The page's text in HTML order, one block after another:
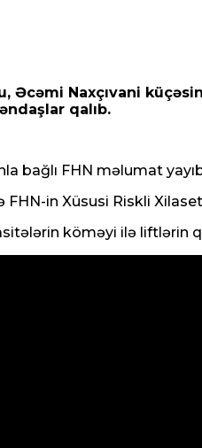
Əcəmi Naxçıvani
qalıb.
bağlı FHN məlumat
FHN-in Xüsusi Riskli
köməyi ilə liftlərin